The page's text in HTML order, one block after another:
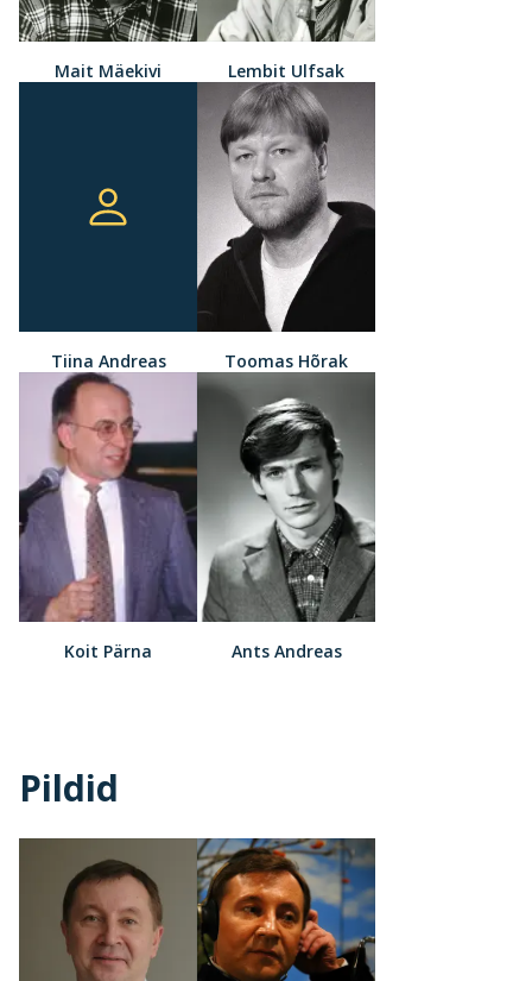
Mait Mäekivi Lembit Ulfsak
Tiina Andreas Toomas Hõrak
Koit Pärna Ants Andreas
Pildid